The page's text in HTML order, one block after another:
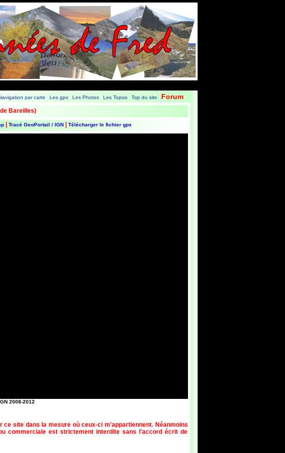
par carte Les gpx Les Photos Les Topos Top du site Forum
Bareilles)
Tracé GeoPortail / IGN Télécharger le fichier gpx
2008-2012
site dans la mesure où ceux-ci m'appartiennent. Néanmoins
commerciale est strictement interdite sans l'accord écrit de